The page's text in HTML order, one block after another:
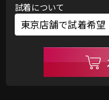
試着について